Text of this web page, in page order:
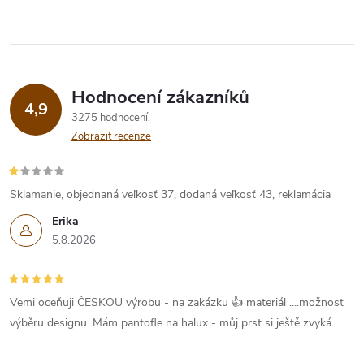
4,9 Hodnocení zákazníků
3275 hodnocení
Zobrazit recenze
Erika
5.8.2026
Sklamanie, objednaná veľkosť 37, dodaná veľkosť 43, reklamácia
Vemi oceňuji ČESKOU výrobu - na zakázku 👍 materiál ....možnost
výběru designu. Mám pantofle na halux - můj prst si ještě zvyká....